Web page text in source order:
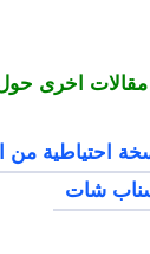
مقالات اخرى
احتياطية من
شات